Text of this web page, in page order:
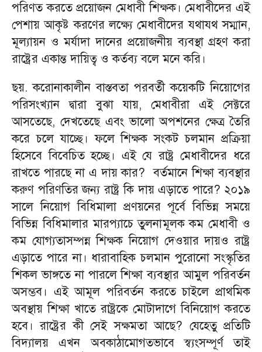
পরিণত করতে প্রয়োজন মেধাবী শিক্ষক। মেধাবীদের এই
পেশায় আকৃষ্ট করণের লক্ষ্যে মেধাবীদের যথাযথ সম্মান,
মূল্যায়ন ও মর্যাদা দানের প্রয়োজনীয় ব্যবস্থা গ্রহণ করা
রাষ্ট্রের একান্ত দায়িত্ব ও কর্তব্য বলে মনে করি।
ছয়. করোনাকালীন বাস্তবতা পরবর্তী কয়েকটি নিয়োগের
পরিসংখ্যান দ্বারা বুঝা যায়, মেধাবীরা এই সেক্টরে
আসতেছে, দেখতেছে এবং ভালো অপশনের ক্ষেত্র তৈরি
করে চলে যাচ্ছে। ফলে শিক্ষক সংকট চলমান প্রক্রিয়া
হিসেবে বিবেচিত হচ্ছে। এই যে রাষ্ট্র মেধাবীদের ধরে
রাখতে পারছে না এ দায় কার? বর্তমানে শিক্ষা ব্যবস্থার
করুণ পরিণতির জন্য রাষ্ট্র কি দায় এড়াতে পারে? ২০১৯
সালে নিয়োগ বিধিমালা প্রণয়নের পূর্বে বিভিন্ন সময়ে
বিভিন্ন বিধিমালার মারপ্যাচে তুলনামূলক কম মেধাবী ও
কম যোগ্যতাসম্পন্ন শিক্ষক নিয়োগ দেওয়ার দায়ও রাষ্ট্র
এড়াতে পারে না। ধারাবাহিক চলমান পুরোনো সংস্কৃতির
শিকল ভাঙ্গতে না পারলে শিক্ষা ব্যবস্থার আমুল পরিবর্তন
অসম্ভব। এই আমূল পরিবর্তন করতে চাইলে প্রাথমিক
অবস্থায় শিক্ষা খাতে রাষ্ট্রকে মোটাদাগে বিনিয়োগ করতে
হবে। রাষ্ট্রের কী সেই সক্ষমতা আছে? যেহেতু প্রতিটি
বিদ্যালয় এখন অবকাঠামোগতভাবে স্ব্যংসম্পূর্ণ তাই